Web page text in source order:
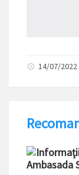
14/07/2022